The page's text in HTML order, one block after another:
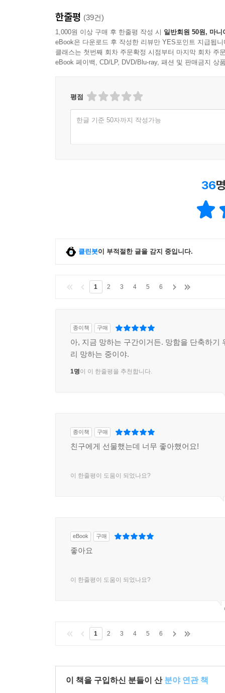
한줄평 (39건)
1,000원 이상 구매 후 한줄평 작성 시 일반회원 50원, 마니
eBook은 다운로드 후 작성한 리뷰만 YES포인트 지급됩니
클래스는 첫번째 회차 주문확정 시점부터 마지막 회차 주
eBook 페이백, CD/LP, DVD/Blu-ray, 패션 및 판매금지 상
평점
한글 기준 50자까지 작성가능
36
클린봇이 부적절한 글을 감지 중입니다.
1 2 3 4 5 6
종이책 구매
아, 지금 망하는 구간이거든. 망함을 단축하기
리 망하는 중이야.
1명이 이 한줄평을 추천합니다.
종이책 구매
친구에게 선물했는데 너무 좋아했어요!
이 한줄평이 도움이 되었나요?
eBook 구매
좋아요
이 한줄평이 도움이 되었나요?
1 2 3 4 5 6
이 책을 구입하신 분들이 산 분야 연관 책